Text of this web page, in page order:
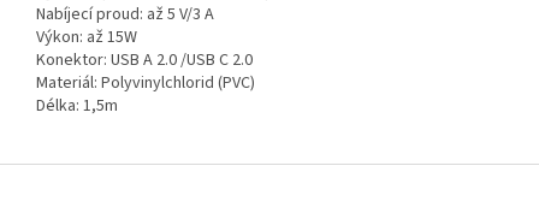
Nabíjecí proud: až 5 V/3 A
Výkon: až 15W
Konektor: USB A 2.0 /USB C 2.0
Materiál: Polyvinylchlorid (PVC)
Délka: 1,5m